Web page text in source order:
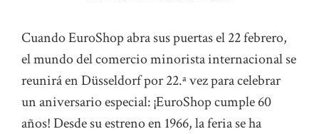
Cuando EuroShop abra sus puertas el 22 febrero,
el mundo del comercio minorista internacional se
reunirá en Düsseldorf por 22.ª vez para celebrar
un aniversario especial: ¡EuroShop cumple 60
años! Desde su estreno en 1966, la feria se ha